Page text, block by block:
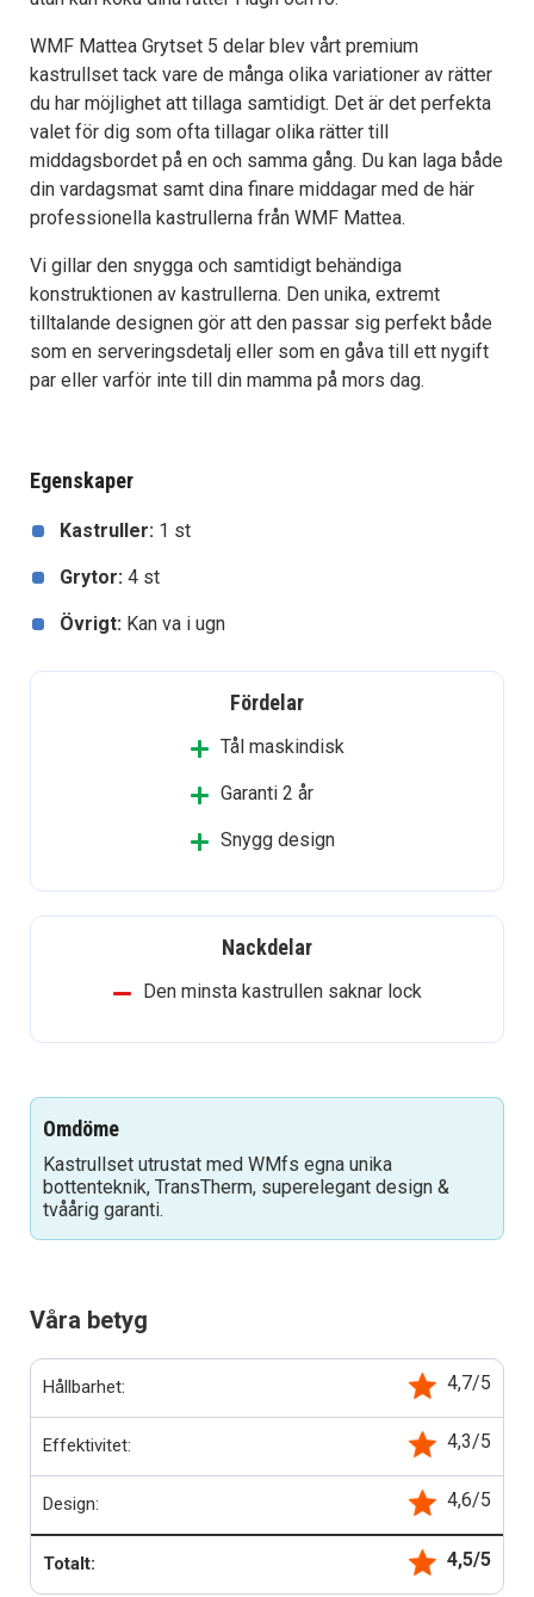
WMF Mattea Grytset 5 delar blev vårt premium
kastrullset tack vare de många olika variationer av rätter
du har möjlighet att tillaga samtidigt. Det är det perfekta
valet för dig som ofta tillagar olika rätter till
middagsbordet på en och samma gång. Du kan laga både
din vardagsmat samt dina finare middagar med de här
professionella kastrullerna från WMF Mattea.
Vi gillar den snygga och samtidigt behändiga
konstruktionen av kastrullerna. Den unika, extremt
tilltalande designen gör att den passar sig perfekt både
som en serveringsdetalj eller som en gåva till ett nygift
par eller varför inte till din mamma på mors dag.
Egenskaper
Kastruller: 1 st
Grytor: 4 st
Övrigt: Kan va i ugn
Fördelar
Tål maskindisk
Garanti 2 år
Snygg design
Nackdelar
Den minsta kastrullen saknar lock
Omdöme
Kastrullset utrustat med WMfs egna unika
bottenteknik, TransTherm, superelegant design &
tvåårig garanti.
Våra betyg
Hållbarhet: 4,7/5
Effektivitet: 4,3/5
Design: 4,6/5
Totalt: 4,5/5